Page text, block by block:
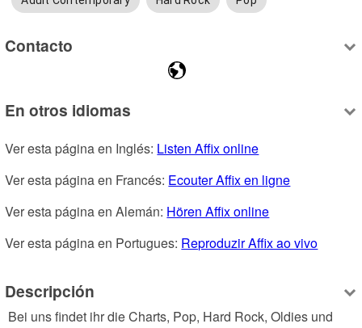
Contacto
En otros idiomas
Ver esta página en Inglés: Listen Affix online
Ver esta página en Francés: Ecouter Affix en ligne
Ver esta página en Alemán: Hören Affix online
Ver esta página en Portugues: Reproduzir Affix ao vivo
Descripción